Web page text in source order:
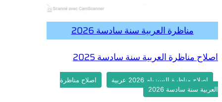
مناظرة العربية سنة سادسة 2026
اصلاح مناظرة العربية سنة سادسة 2025
اصلاح مناظرة السيزيام 2026 عربية
اصلاح مناظرة
العربية سنة سادسة 2026